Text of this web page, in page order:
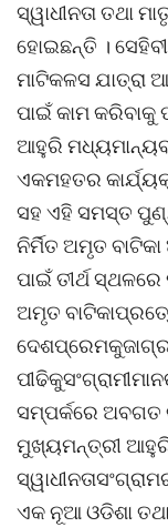
ସ୍ୱାଧୀନତା ତଥା
ହୋଇଛନ୍ତି ।
ମାଟିକଳସ ଯାତ୍ରା
ପାଇଁ କାମ
ଆହୁରି
ଏକମହତର
ସହ ଏହି ସମସ୍ତ
ନିର୍ମିତ ଅମୃତ
ପାଇଁ ତୀର୍ଥ
ଅମୃତ
ସମ୍ପର୍କରେ ଅବଗତ
ମୁଖ୍ୟମନ୍ତ୍ରୀ
ଏକ ନୂଆ ଓଡିଶା